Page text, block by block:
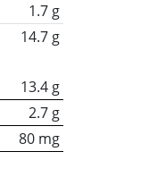
1.7 g
14.7 g
13.4 g
2.7 g
80 mg